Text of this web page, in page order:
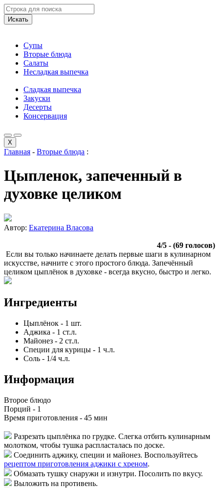
Искать
Супы
Вторые блюда
Салаты
Несладкая выпечка
Сладкая выпечка
Закуски
Десерты
Консервация
X
Главная - Вторые блюда :
Цыпленок, запеченный в
духовке целиком
Автор: Екатерина Власова
4/5 - (69 голосов)
Если вы только начинаете делать первые шаги в кулинарном
искусстве, начните с этого простого блюда. Запечённый
целиком цыплёнок в духовке - всегда вкусно, быстро и легко.
Ингредиенты
Цыплёнок - 1 шт.
Аджика - 1 ст.л.
Майонез - 2 ст.л.
Специи для курицы - 1 ч.л.
Соль - 1/4 ч.л.
Информация
Второе блюдо
Порций - 1
Время приготовления - 45 мин
Разрезать цыплёнка по грудке. Слегка отбить кулинарным
молотком, чтобы тушка распласталась по доске.
Соединить аджику, специи и майонез. Воспользуйтесь
рецептом приготовления аджики с хреном.
Обмазать тушку снаружи и изнутри. Посолить по вкусу.
Выложить на противень.